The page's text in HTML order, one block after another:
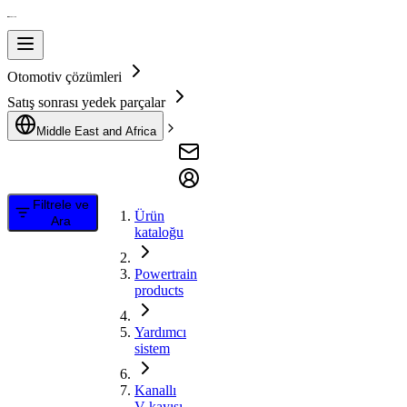
Otomotiv çözümleri
Satış sonrası yedek parçalar
Middle East and Africa
Filtrele ve
Ara
Ürün
kataloğu
Powertrain
products
Yardımcı
sistem
Kanallı